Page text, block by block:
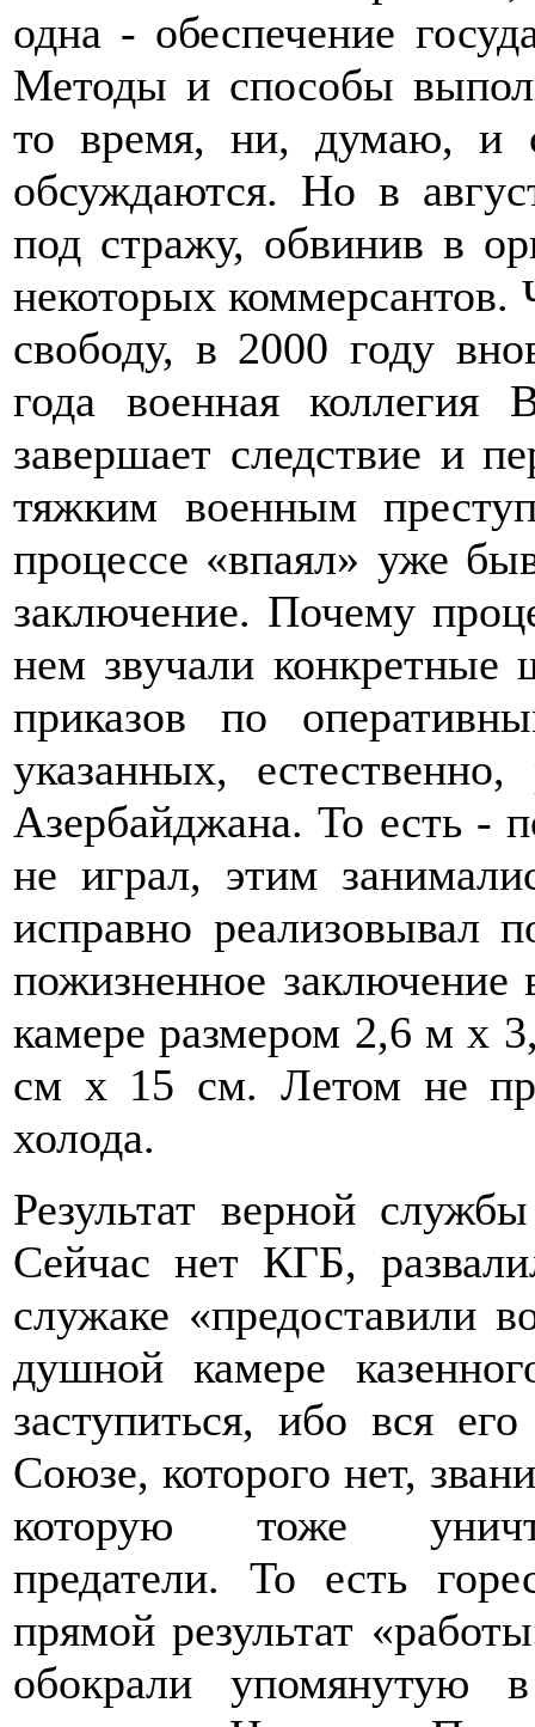
одна - обеспечение
Методы и способы
то время, ни, думаю, и
обсуждаются. Но в
под стражу, обвинив в
некоторых коммерсантов.
свободу, в 2000 году
года военная коллегия
завершает следствие и
тяжким военным
процессе «впаял» уже
заключение. Почему
нем звучали
приказов по
указанных,
Азербайджана. То есть -
не играл, этим
исправно реализовывал
пожизненное заключение
камере размером 2,6 м х
см х 15 см. Летом не
холода.
Результат верной
Сейчас нет КГБ,
служаке «предоставили
душной камере
заступиться, ибо вся
Союзе, которого нет,
которую тоже
предатели. То есть
прямой результат
обокрали упомянутую